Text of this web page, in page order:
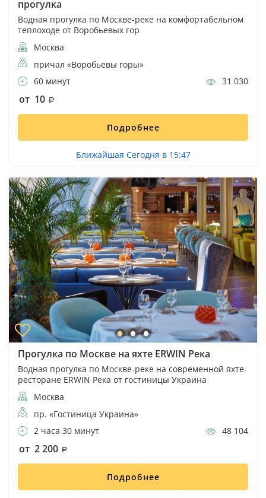
прогулка
Водная прогулка по Москве-реке на комфортабельном
теплоходе от Воробьевых гор
Москва
причал «Воробьевы горы»
60 минут
31 030
от 10
Подробнее
Ближайшая Сегодня в 15:47
Прогулка по Москве на яхте ERWIN Река
Водная прогулка по Москве-реке на современной яхте-
ресторане ERWIN Река от гостиницы Украина
Москва
пр. «Гостиница Украина»
2 часа 30 минут
48 104
от 2 200
Подробнее